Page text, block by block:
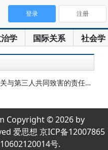
学 国际关系 社会学
登录 注册
第三人共同致害的责任分担
Copyright © 2026 by
爱思想 京ICP备12007865
号.